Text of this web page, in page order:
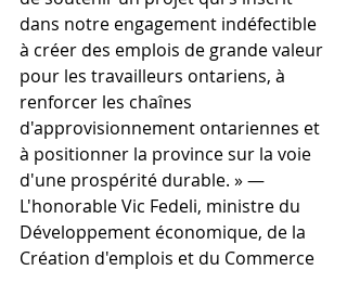
dans notre engagement indéfectible
à créer des emplois de grande valeur
pour les travailleurs ontariens, à
renforcer les chaînes
d'approvisionnement ontariennes et
à positionner la province sur la voie
d'une prospérité durable. » —
L'honorable Vic Fedeli, ministre du
Développement économique, de la
Création d'emplois et du Commerce